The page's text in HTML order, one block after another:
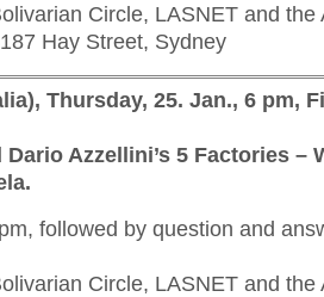
Circle, LASNET and the
Hay Street, Sydney
Thursday, 25. Jan., 6 pm,
Azzellini’s 5 Factories –
followed by question and
Circle, LASNET and